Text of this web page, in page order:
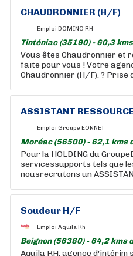
CHAUDRONNIER (H/F)
Emploi DOMINO RH
Tinténiac (35190) - 60,3
Vous êtes Chaudronnier et
faite pour vous ! Votre
Chaudronnier (H/F). ? Prise
ASSISTANT
Emploi Groupe EONNET
Moréac (56500) - 62,1 kms
Pour la HOLDING du
servicessupports tels que
nousrecrutons un
Soudeur H/F
Emploi Aquila Rh
Beignon (56380) - 64,2 kms
Aquila RH, agence